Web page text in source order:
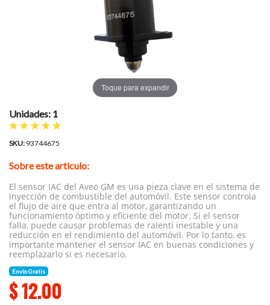
Toque para expandir
Unidades: 1
SKU: 93744675
Sobre este articulo:
El sensor IAC del Aveo GM es una pieza clave en el sistema de
inyección de combustible del automóvil. Este sensor controla
el flujo de aire que entra al motor, garantizando un
funcionamiento óptimo y eficiente del motor. Si el sensor
falla, puede causar problemas de ralentí inestable y una
reducción en el rendimiento del automóvil. Por lo tanto, es
importante mantener el sensor IAC en buenas condiciones y
reemplazarlo si es necesario.
Envío Gratis
$12.00